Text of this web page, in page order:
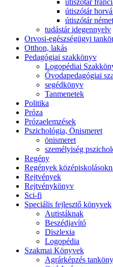
útiszótár
útiszótár
útiszótár német
tudástár idegennyelv
Orvosi-egészségügyi
Otthon, lakás
Pedagógiai szakkönyv
Logopédiai
Óvodapedagógiai
segédkönyv
Tanmenetek
Politika
Próza
Prózaelemzések
Pszichológia, Önismeret
önismeret
személyiség
Regény
Regények
Rejtvények
Rejtvénykönyv
Sci-fi
Speciális fejlesztő könyvek
Autistáknak
Beszédjavító
Diszlexia
Logopédia
Szakmai Könyvek
Agrárképzés